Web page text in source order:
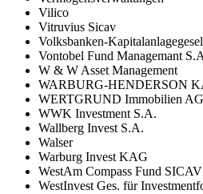
Vilico
Vitruvius Sicav
Volksbanken-Kapitalanlagegesel
Vontobel Fund Managemant
W & W Asset Management
WARBURG-HENDERSON
WERTGRUND Immobilien AG
WWK Investment S.A.
Wallberg Invest S.A.
Walser
Warburg Invest KAG
WestAm Compass Fund SICAV
WestInvest Ges. für